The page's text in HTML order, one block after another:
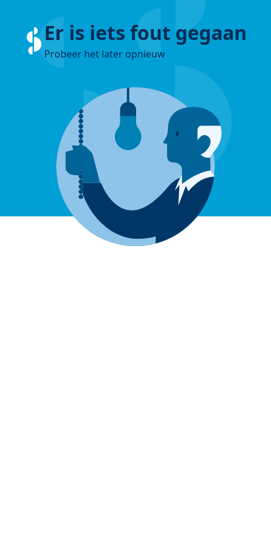
Er is iets fout gegaan
Probeer het later opnieuw